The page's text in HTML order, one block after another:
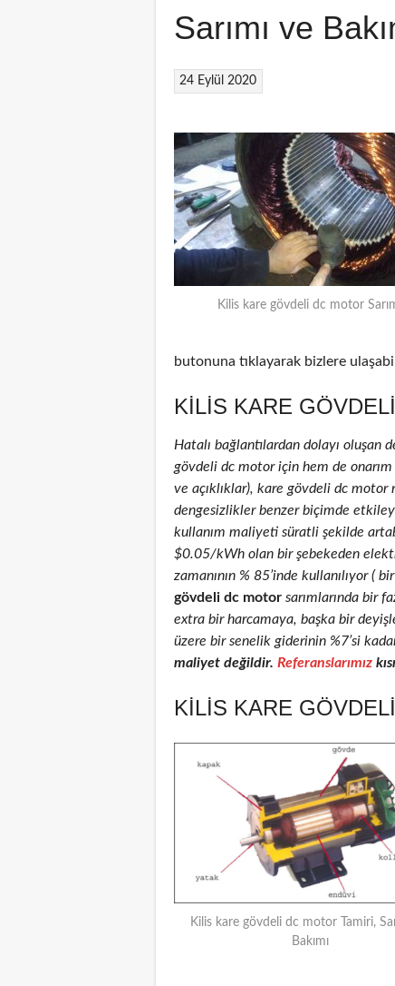
Sarımı ve
24 Eylül 2020
Kilis kare gövdeli dc motor
butonuna tıklayarak bizlere
KILIS KARE
Hatalı bağlantılardan dolayı oluşan
gövdeli dc motor için hem de onarım
ve açıklıklar), kare gövdeli dc motor
dengesizlikler benzer biçimde
kullanım maliyeti süratli şekilde
$0.05/kWh olan bir şebekeden
zamanının % 85’inde kullanılıyor (
gövdeli dc motor sarımlarında bir
extra bir harcamaya, başka bir
üzere bir senelik giderinin %7’si
maliyet değildir. Referanslarımız
KILIS KARE
Kilis kare gövdeli dc motor Tamiri,
Bakımı